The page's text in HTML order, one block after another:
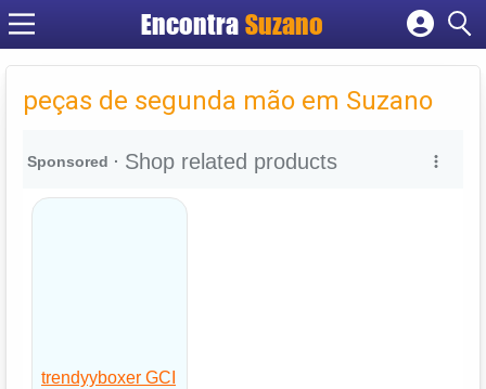
EncontraSuzano
Cadastrar empresa
Fazer login
Criar conta
peças de segunda mão em Suzano